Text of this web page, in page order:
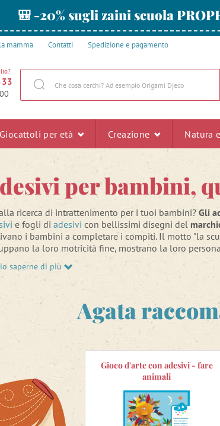
🎒 -20% sugli zaini scuola
mamma Contatti Spedizione e pagamento
Giocattoli per età Creazione Natura
per bambini,
ricerca di intrattenimento per i tuoi bambini? Gli
e fogli di adesivi con bellissimi disegni del
i bambini a completare i compiti. Il motto "la
la loro motricità fine, mostrano la loro
con le conoscenze già acquisite.
Mondo di Agata troverai
per bambini già a
saperne di più
Agata
Gioco d'arte con adesivi - fare
animali